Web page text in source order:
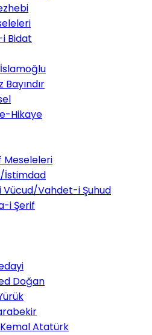
i Bidat
Bayındır
Hikaye
Meseleleri
İstimdad
Vahdet-i Şuhud
i Şerif
Doğan
Atatürk